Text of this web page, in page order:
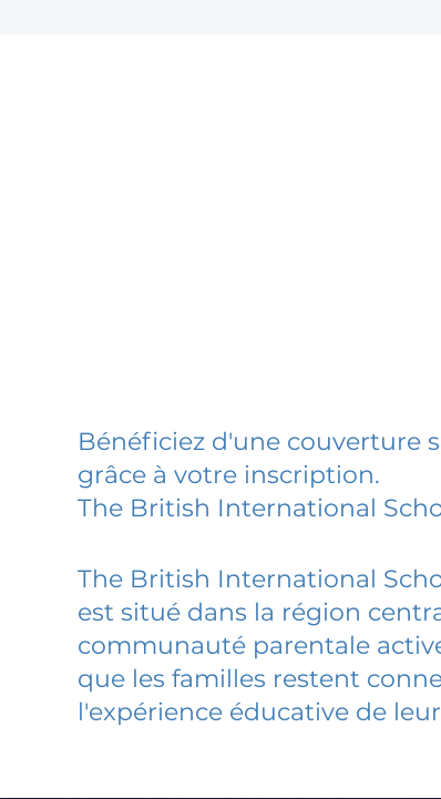
Bénéficiez d'une couverture
grâce à votre inscription.
The British International
The British International
est situé dans la région
communauté parentale
que les familles restent
l'expérience éducative de